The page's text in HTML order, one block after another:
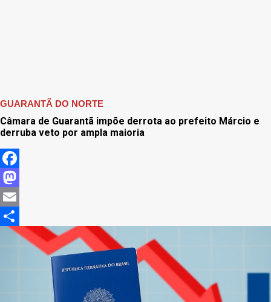
GUARANTÃ DO NORTE
Câmara de Guarantã impõe derrota ao prefeito Márcio e
derruba veto por ampla maioria
Facebook
Mastodon
Email
Share